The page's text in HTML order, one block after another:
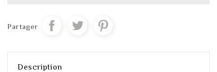
Partager
Description